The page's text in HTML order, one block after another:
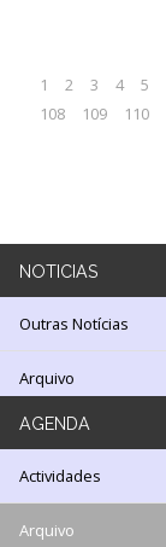
1
2 3 4 5
108
109 110
NOTICIAS
Outras Notícias
Arquivo
AGENDA
Actividades
Arquivo